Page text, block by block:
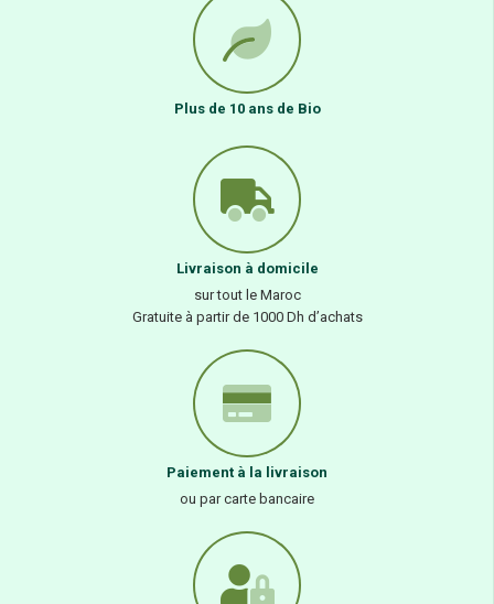
Plus de 10 ans de Bio
Livraison à domicile
sur tout le Maroc
Gratuite à partir de 1000 Dh d’achats
Paiement à la livraison
ou par carte bancaire